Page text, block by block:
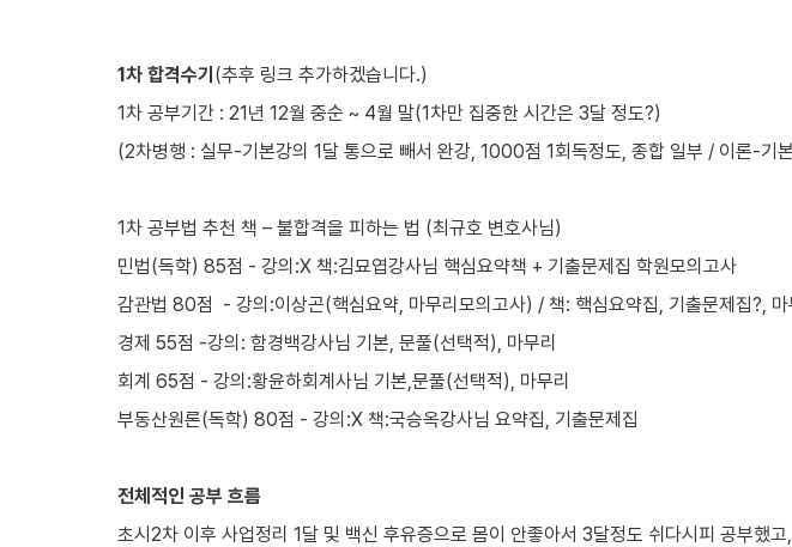
1차 합격수기 (추후 링크 추가하겠습니다.)
1차 공부기간 : 21년 12월 중순 ~ 4월 말(1차만 집중한 시간은 3달 정도?)
(2차병행 : 실무-기본강의 1달 통으로 빼서 완강, 1000점 1회독정도, 종합 일부 / 이론-기
1차 공부법 추천 책 – 불합격을 피하는 법 (최규호 변호사님)
민법(독학) 85점 - 강의:X 책:김묘엽강사님 핵심요약책 + 기출문제집 학원모의고사
감관법 80점  - 강의:이상곤(핵심요약, 마무리모의고사) / 책: 핵심요약집, 기출문제집?,
경제 55점 -강의: 함경백강사님 기본, 문풀(선택적), 마무리
회계 65점 - 강의:황윤하회계사님 기본,문풀(선택적), 마무리
부동산원론(독학) 80점 - 강의:X 책:국승옥강사님 요약집, 기출문제집
전체적인 공부 흐름
초시2차 이후 사업정리 1달 및 백신 후유증으로 몸이 안좋아서 3달정도 쉬다시피 공부했